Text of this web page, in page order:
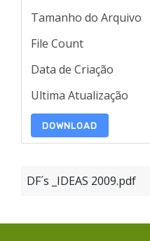
Tamanho do Arquivo
File Count
Data de Criação
Ultima Atualização
DOWNLOAD
DF´s _IDEAS 2009.pdf